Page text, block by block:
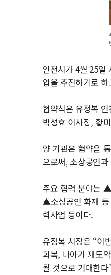
인천시가 4월 25일
업을 추진하기로
협약식은 유정복
박성효 이사장, 황
양 기관은 협약을
으로써, 소상공인
주요 협력 분야는
▲소상공인 화재 등
력사업 등이다.
유정복 시장은 “이
회복, 나아가 재도
될 것으로 기대한